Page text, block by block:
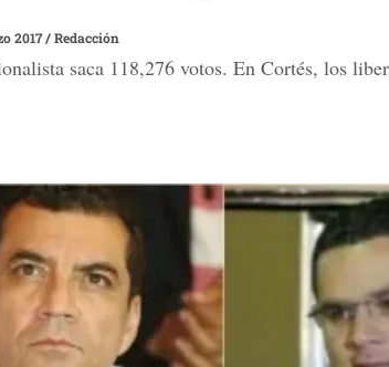
2017/Redacción
saca 118,276 votos. En Cortés, los